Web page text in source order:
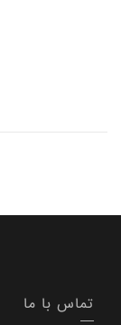
تماس با ما